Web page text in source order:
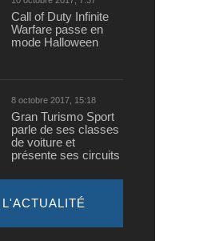
Call of Duty Infinite
Warfare passe en
mode Halloween
8 octobre 2017, 15:18
Gran Turismo Sport
parle de ses classes
de voiture et
présente ses circuits